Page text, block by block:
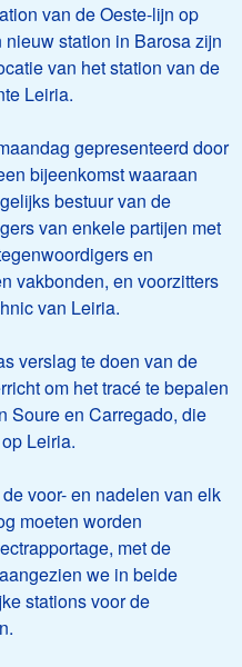
van de Oeste-lijn op
station in Barosa zijn
van het station van de
Leiria.
gepresenteerd door
bijeenkomst waaraan
bestuur van de
van enkele partijen met
en
vakbonden, en voorzitters
van Leiria.
verslag te doen van de
om het tracé te bepalen
Soure en Carregado, die
Leiria.
voor- en nadelen van elk
moeten worden
met de
we in beide
stations voor de